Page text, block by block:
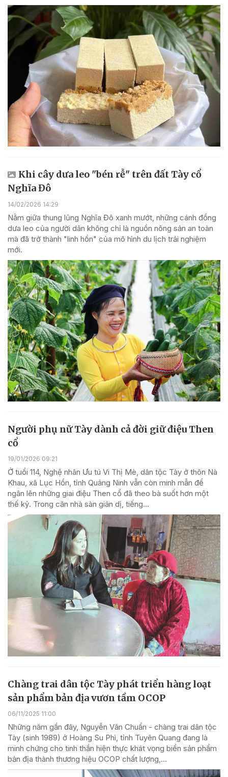
Khi cây dưa leo "bén rễ" trên đất Tày cổ
Nghĩa Đô
14/02/2026 14:29
Nằm giữa thung lũng Nghĩa Đô xanh mướt, những cánh đồng
dưa leo của người dân không chỉ là nguồn nông sản an toàn
mà đã trở thành "linh hồn" của mô hình du lịch trải nghiệm
mới.
Người phụ nữ Tày dành cả đời giữ điệu Then
cổ
19/01/2026 09:21
Ở tuổi 114, Nghệ nhân Ưu tú Vi Thị Mè, dân tộc Tày ở thôn Nà
Khau, xã Lục Hồn, tỉnh Quảng Ninh vẫn còn minh mẫn để
ngân lên những giai điệu Then cổ đã theo bà suốt hơn một
thế kỷ. Trong căn nhà sàn giản dị, tiếng...
Chàng trai dân tộc Tày phát triển hàng loạt
sản phẩm bản địa vươn tầm OCOP
06/11/2025 11:00
Những năm gần đây, Nguyễn Văn Chuẩn - chàng trai dân tộc
Tày (sinh 1989) ở Hoàng Su Phì, tỉnh Tuyên Quang đang là
minh chứng cho tinh thần hiện thực khát vọng biển sản phẩm
bản địa thành thương hiệu OCOP chất lượng,...